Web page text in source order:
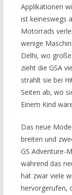
Applikationen
ist keineswegs
Motorrads
wenige
Delhi, wo
zieht die GSA
strahlt sie bei
Seiten ab, wo
Einem Kind
Das neue
breiten und
GS Adventure-
während das
hat zwar viele
hervorgerufen,